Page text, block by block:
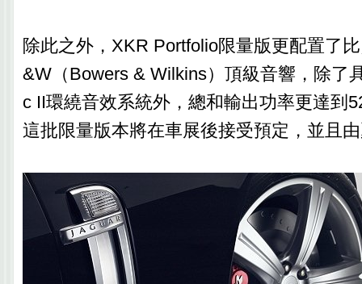
除此之外，XKR Portfolio限量版更配置了
&W（Bowers & Wilkins）頂級音響，除了
c II環繞音效系統外，總和輸出功率更達到
這批限量版本將在車展後接受預定，並且